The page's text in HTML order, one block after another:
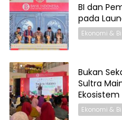
BI dan
pada
Ekonomi &
Bukan
Sultra
Ekosistem
Ekonomi &